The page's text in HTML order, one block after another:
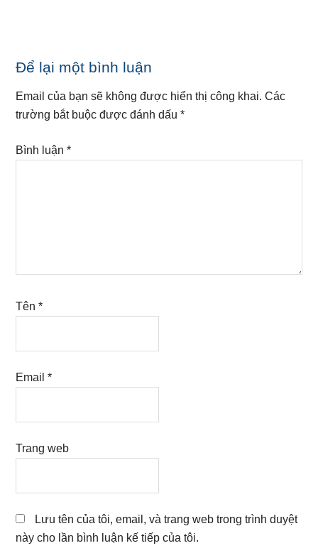
Reader
Interactions
Để lại một bình luận
Email của bạn sẽ không được hiển thị công khai. Các
trường bắt buộc được đánh dấu*
Bình luận*
Tên*
Email*
Trang web
Lưu tên của tôi, email, và trang web trong trình duyệt
này cho lần bình luận kế tiếp của tôi.